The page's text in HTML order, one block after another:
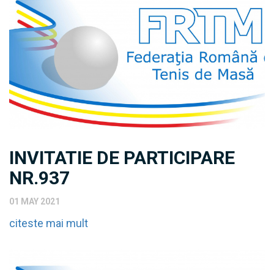
INVITATIE DE PARTICIPARE
NR.937
01 MAY 2021
citeste mai mult